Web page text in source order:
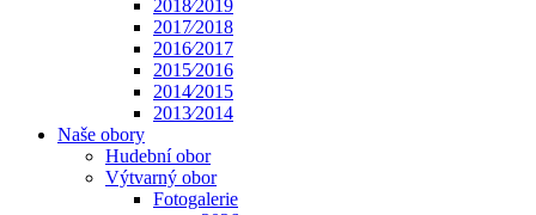
2018⁄2019
2017⁄2018
2016⁄2017
2015⁄2016
2014⁄2015
2013⁄2014
Naše obory
Hudební obor
Výtvarný obor
Fotogalerie